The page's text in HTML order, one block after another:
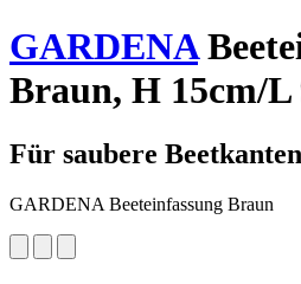
GARDENA
Braun, H 15cm/L
Für saubere Beetkanten
GARDENA Beeteinfassung Braun